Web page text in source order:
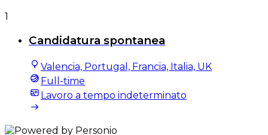
1
Candidatura spontanea
Valencia, Portugal, Francia, Italia, UK
Full-time
Lavoro a tempo indeterminato